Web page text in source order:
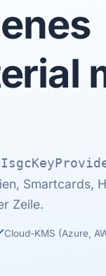
Smartcards,
Zeile.
Cloud-KMS (Azure,